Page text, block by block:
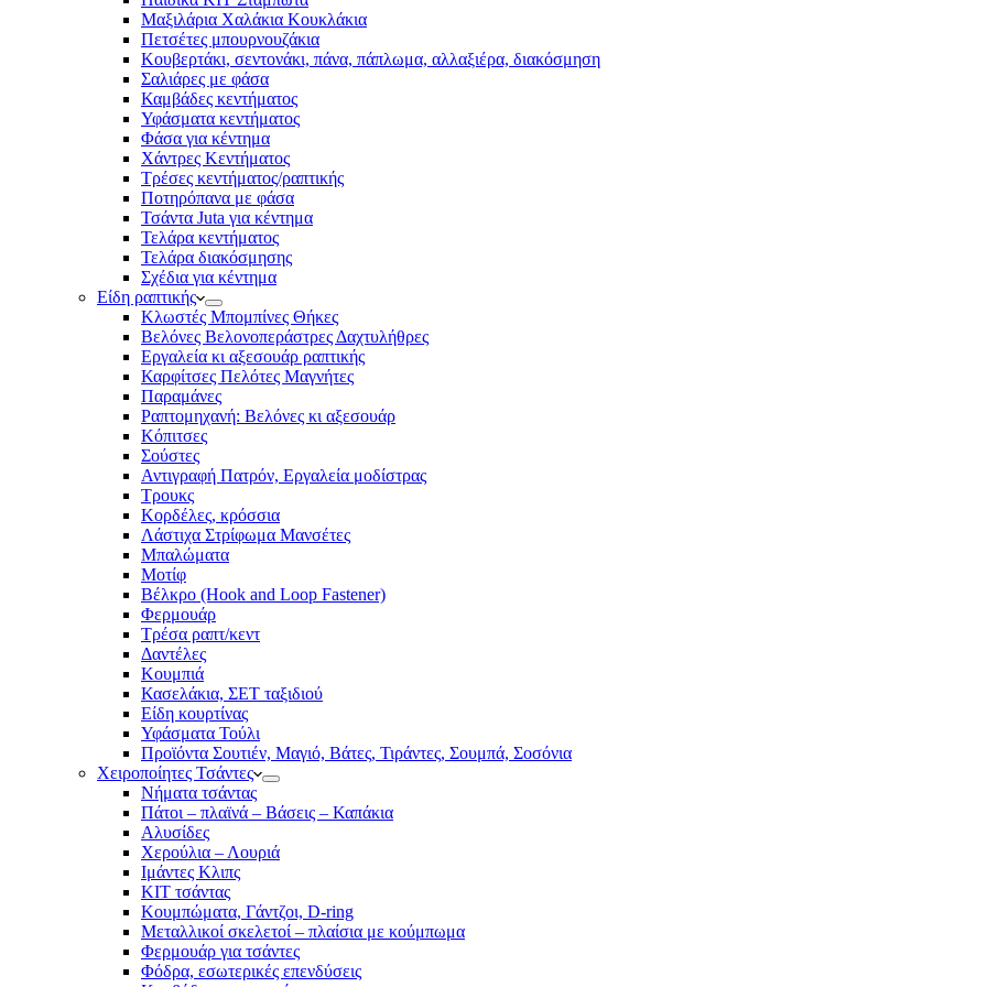
Μαξιλάρια Χαλάκια Κουκλάκια
Πετσέτες μπουρνουζάκια
Κουβερτάκι, σεντονάκι, πάνα, πάπλωμα, αλλαξιέρα, διακόσμηση
Σαλιάρες με φάσα
Καμβάδες κεντήματος
Υφάσματα κεντήματος
Φάσα για κέντημα
Χάντρες Κεντήματος
Τρέσες κεντήματος/ραπτικής
Ποτηρόπανα με φάσα
Τσάντα Juta για κέντημα
Τελάρα κεντήματος
Τελάρα διακόσμησης
Σχέδια για κέντημα
Είδη ραπτικής
Κλωστές Μπομπίνες Θήκες
Βελόνες Βελονοπεράστρες Δαχτυλήθρες
Εργαλεία κι αξεσουάρ ραπτικής
Καρφίτσες Πελότες Μαγνήτες
Παραμάνες
Ραπτομηχανή: Βελόνες κι αξεσουάρ
Κόπιτσες
Σούστες
Αντιγραφή Πατρόν, Εργαλεία μοδίστρας
Τρουκς
Κορδέλες, κρόσσια
Λάστιχα Στρίφωμα Μανσέτες
Μπαλώματα
Mοτίφ
Βέλκρο (Hook and Loop Fastener)
Φερμουάρ
Τρέσα ραπτ/κεντ
Δαντέλες
Κουμπιά
Κασελάκια, ΣΕΤ ταξιδιού
Είδη κουρτίνας
Υφάσματα Τούλι
Προϊόντα Σουτιέν, Μαγιό, Βάτες, Τιράντες, Σουμπά, Σοσόνια
Χειροποίητες Τσάντες
Νήματα τσάντας
Πάτοι – πλαϊνά – Βάσεις – Καπάκια
Αλυσίδες
Χερούλια – Λουριά
Ιμάντες Κλιπς
ΚΙΤ τσάντας
Κουμπώματα, Γάντζοι, D-ring
Μεταλλικοί σκελετοί – πλαίσια με κούμπωμα
Φερμουάρ για τσάντες
Φόδρα, εσωτερικές επενδύσεις